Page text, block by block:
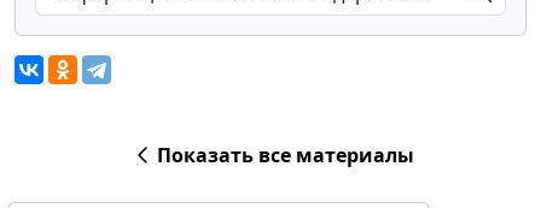
Показать все материалы